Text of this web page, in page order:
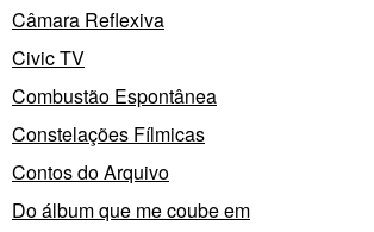
Câmara Reflexiva
Civic TV
Combustão Espontânea
Constelações Fílmicas
Contos do Arquivo
Do álbum que me coube em